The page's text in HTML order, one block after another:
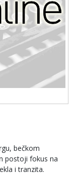
bečkom
postoji fokus na
i tranzita.